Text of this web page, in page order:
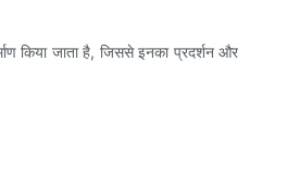
किया जाता है, जिससे इनका प्रदर्शन और